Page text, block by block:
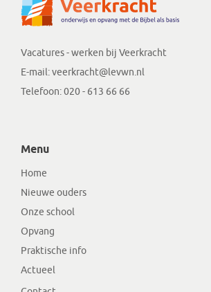
Vacatures - werken bij Veerkracht
E-mail:veerkracht@levwn.nl
Telefoon:020 - 613 66 66
Menu
Home
Nieuwe ouders
Onze school
Opvang
Praktische info
Actueel